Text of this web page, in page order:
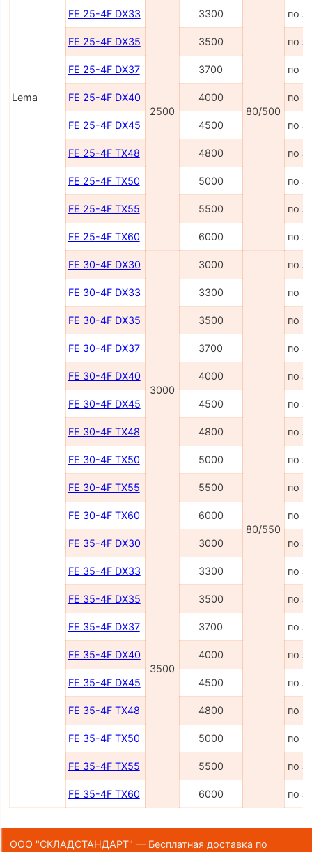
Lema
2500 80/500
FE 25-4F DX33 3300 по
FE 25-4F DX35 3500 по
FE 25-4F DX37 3700 по
FE 25-4F DX40 4000 по
FE 25-4F DX45 4500 по
FE 25-4F TX48 4800 по
FE 25-4F TX50 5000 по
FE 25-4F TX55 5500 по
FE 25-4F TX60 6000 по
FE 30-4F DX30
3000
3000
80/550
по
FE 30-4F DX33 3300 по
FE 30-4F DX35 3500 по
FE 30-4F DX37 3700 по
FE 30-4F DX40 4000 по
FE 30-4F DX45 4500 по
FE 30-4F TX48 4800 по
FE 30-4F TX50 5000 по
FE 30-4F TX55 5500 по
FE 30-4F TX60 6000 по
FE 35-4F DX30
3500
3000 по
FE 35-4F DX33 3300 по
FE 35-4F DX35 3500 по
FE 35-4F DX37 3700 по
FE 35-4F DX40 4000 по
FE 35-4F DX45 4500 по
FE 35-4F TX48 4800 по
FE 35-4F TX50 5000 по
FE 35-4F TX55 5500 по
FE 35-4F TX60 6000 по
ООО "СКЛАДСТАНДАРТ" — Бесплатная доставка по